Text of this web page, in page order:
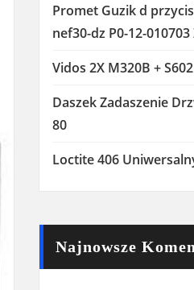
Promet Guzik d
nef30-dz P0-12-010703
Vidos 2X M320B + S602
Daszek Zadaszenie
80
Loctite 406
Najnowsze